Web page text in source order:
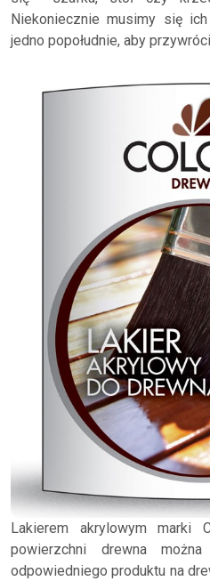
Niekoniecznie musimy się
jedno popołudnie, aby
Lakierem akrylowym marki
powierzchni drewna
odpowiedniego produktu na